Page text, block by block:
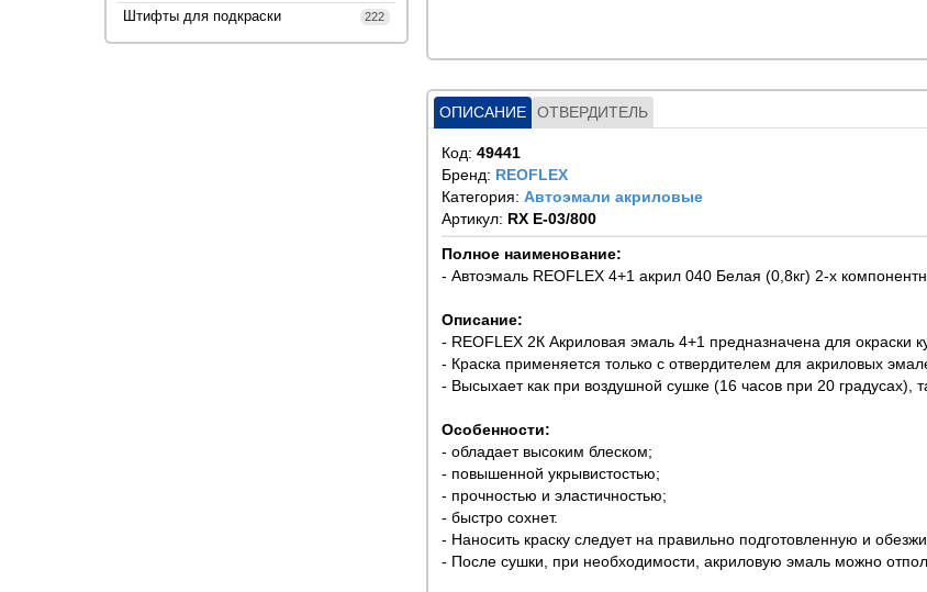
Штифты для подкраски 222
ОПИСАНИЕ ОТВЕРДИТЕЛЬ
Код: 49441
Бренд: REOFLEX
Категория: Автоэмали акриловые
Артикул: RX E-03/800
Полное наименование:
- Автоэмаль REOFLEX 4+1 акрил 040 Белая (0,8кг) 2-х
Описание:
- REOFLEX 2К Акриловая эмаль 4+1 предназначена для окраски
- Краска применяется только с отвердителем для акриловых
- Высыхает как при воздушной сушке (16 часов при 20 градусах),
Особенности:
- обладает высоким блеском;
- повышенной укрывистостью;
- прочностью и эластичностью;
- быстро сохнет.
- Наносить краску следует на правильно подготовленную и
- После сушки, при необходимости, акриловую эмаль можно